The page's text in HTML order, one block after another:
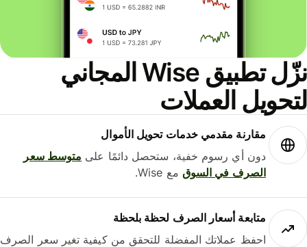
نزّل تطبيق Wise المجاني
لتحويل العملات
مقارنة مقدمي خدمات تحويل الأموال
دون أي رسوم خفية، ستحصل دائمًا على متوسط ​​سعر
الصرف في السوق مع Wise.
متابعة أسعار الصرف لحظة بلحظة
احفظ عملاتك المفضلة للتحقق من كيفية تغير سعر الصرف